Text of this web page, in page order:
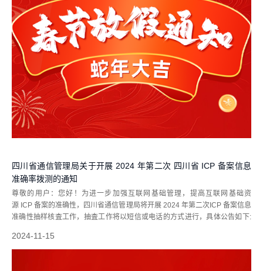
四川省通信管理局关于开展 2024 年第二次 四川省 ICP 备案信息
准确率拨测的通知
尊敬的用户：您好！为进一步加强互联网基础管理，提高互联网基础资
源 ICP 备案的准确性，四川省通信管理局将开展 2024 年第二次ICP 备案信息
准确性抽样核査工作，抽査工作将以短信或电话的方式进行，具体公告如下:
发送端口...
2024-11-15